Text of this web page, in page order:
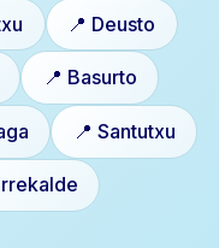
📍 Deusto
📍 Basurto
📍 Santutxu